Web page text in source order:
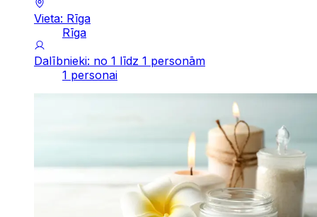
Vieta: Rīga
Rīga
Dalībnieki: no 1 līdz 1 personām
1 personai